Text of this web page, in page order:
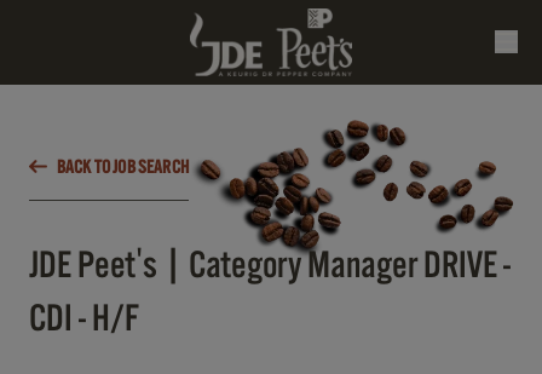
BACK TO JOB SEARCH
JDE Peet's | Category Manager DRIVE -
CDI - H/F